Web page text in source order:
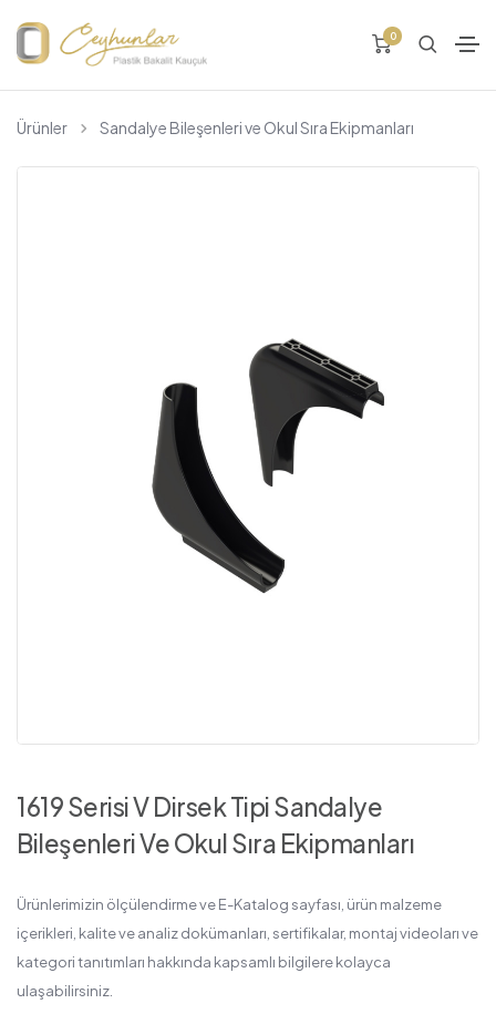
0
Ürünler Sandalye Bileşenleri ve Okul Sıra Ekipmanları
1619 Serisi V Dirsek Tipi Sandalye
Bileşenleri Ve Okul Sıra Ekipmanları
Ürünlerimizin ölçülendirme ve E-Katalog sayfası, ürün malzeme
içerikleri, kalite ve analiz dokümanları, sertifikalar, montaj videoları ve
kategori tanıtımları hakkında kapsamlı bilgilere kolayca
ulaşabilirsiniz.